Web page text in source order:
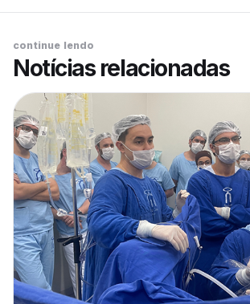
continue lendo
Notícias relacionadas